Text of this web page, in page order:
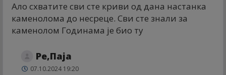
Ало схватите сви сте криви од дана настанка
каменолома до несреце. Сви сте знали за
каменолом Годинама је био ту
Ре,Паја
07.10.2024 19:20